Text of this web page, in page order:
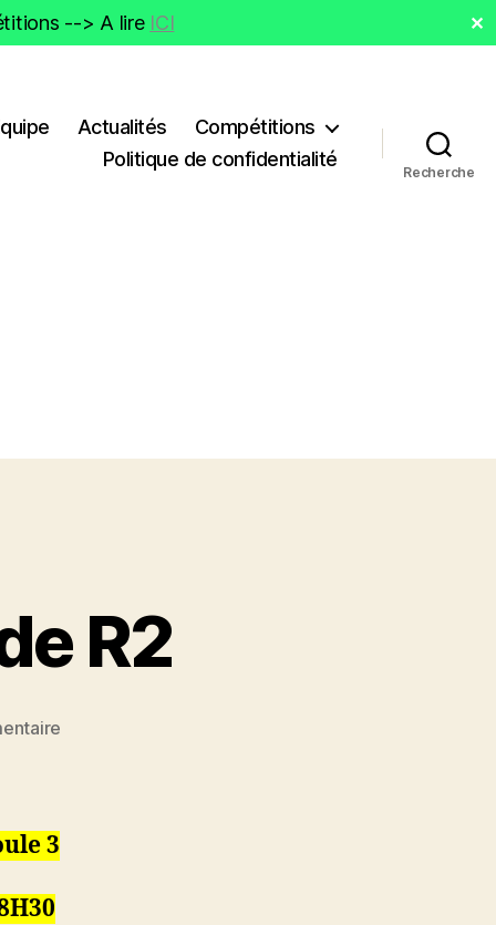
--> A lire ICI ✕
Actualités
Compétitions
Politique de confidentialité
Recherche
R2
sur
R2
3